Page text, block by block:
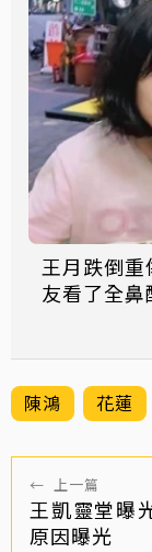
王月跌倒
友看了全鼻
陳鴻 花蓮
← 上一篇
王凱靈堂曝
原因曝光